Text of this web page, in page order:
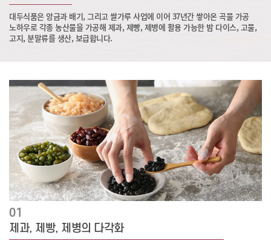
대두식품은 앙금과 배기, 그리고 쌀가루 사업에 이어 37년간 쌓아온 곡물 가공
노하우로 각종농산물을 가공해 제과, 제빵, 제병에 활용 가능한 밤 다이스, 고물,
고지, 분말류를 생산, 보급합니다.
01
제과, 제빵, 제병의 다각화